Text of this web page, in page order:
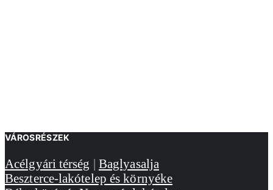
VÁROSRÉSZEK
Acélgyári térség | Baglyasalja
Beszterce-lakótelep és környéke